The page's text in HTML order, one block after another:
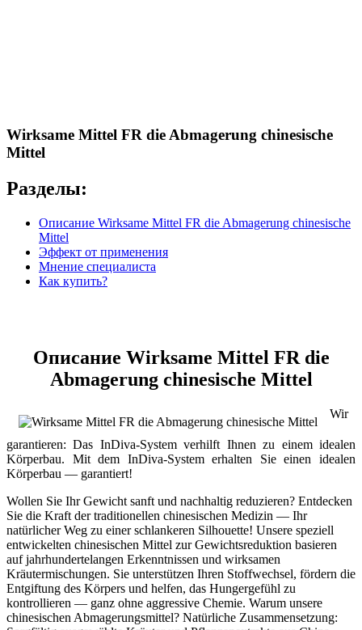
Wirksame Mittel FR die Abmagerung chinesische
Mittel
Разделы:
Описание Wirksame Mittel FR die Abmagerung chinesische
Mittel
Эффект от применения
Мнение специалиста
Как купить?
Описание Wirksame Mittel FR die
Abmagerung chinesische Mittel
Wir
garantieren: Das InDiva‑System verhilft Ihnen zu einem idealen
Körperbau. Mit dem InDiva‑System erhalten Sie einen idealen
Körperbau — garantiert!
Wollen Sie Ihr Gewicht sanft und nachhaltig reduzieren? Entdecken
Sie die Kraft der traditionellen chinesischen Medizin — Ihr
natürlicher Weg zu einer schlankeren Silhouette! Unsere speziell
entwickelten chinesischen Mittel zur Gewichtsreduktion basieren
auf jahrhundertelangen Erkenntnissen und wirksamen
Kräutermischungen. Sie unterstützen Ihren Stoffwechsel, fördern die
Entgiftung des Körpers und helfen, das Hungergefühl zu
kontrollieren — ganz ohne aggressive Chemie. Warum unsere
chinesischen Abmagerungsmittel? Natürliche Zusammensetzung: